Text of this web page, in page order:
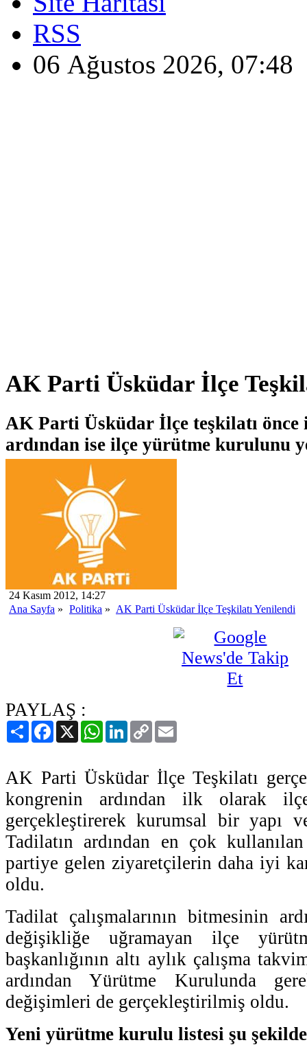
RSS
06 Ağustos 2026, 07:48
AK Parti Üsküdar İlçe
AK Parti Üsküdar İlçe teşkilatı önce
ardından ise ilçe yürütme kurulunu
24 Kasım 2012, 14:27
Ana Sayfa » Politika » AK Parti Üsküdar İlçe Teşkilatı Yenilendi
PAYLAŞ :
PaylaşFacebook
X WhatsAppLinkedIn
Copy
Link
AK Parti Üsküdar İlçe Teşkilatı
kongrenin ardından ilk olarak
gerçekleştirerek kurumsal bir yapı
Tadilatın ardından en çok
partiye gelen ziyaretçilerin daha iyi
oldu.
Tadilat çalışmalarının bitmesinin
değişikliğe uğramayan ilçe
başkanlığının altı aylık çalışma
ardından Yürütme Kurulunda
değişimleri de gerçekleştirilmiş oldu.
Yeni yürütme kurulu listesi şu